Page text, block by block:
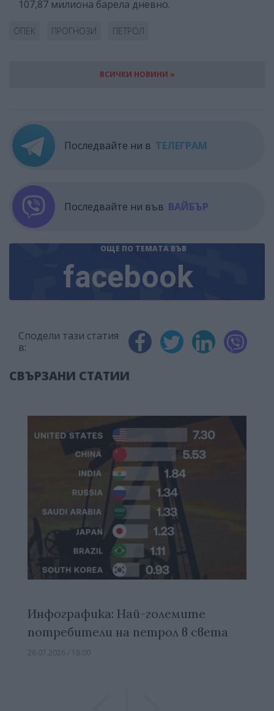
107,87 милиона барела дневно.
ОПЕК ПРОГНОЗИ ПЕТРОЛ
ВСИЧКИ НОВИНИ »
Последвайте ни в ТЕЛЕГРАМ
Последвайте ни във ВАЙБЪР
ОЩЕ ПО ТЕМАТА ВЪВ
facebook
Сподели тази статия
в:
СВЪРЗАНИ СТАТИИ
Инфографика: Най-големите
потребители на петрол в света
26.07.2026 / 18:00